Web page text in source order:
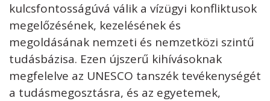
kulcsfontosságúvá válik a vízügyi konfliktusok
megelőzésének, kezelésének és
megoldásának nemzeti és nemzetközi szintű
tudásbázisa. Ezen újszerű kihívásoknak
megfelelve az UNESCO tanszék tevékenységét
a tudásmegosztásra, és az egyetemek,